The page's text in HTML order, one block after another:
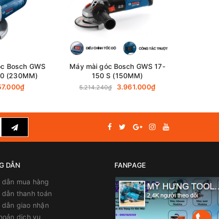
Bosch GWS
(230MM)
Máy mài góc Bosch GWS 17-
150 S (150MM)
5.214.240₫ 3.961.000₫
DẪN
mua hàng
thanh toán
giao nhận
dịch vụ
FANPAGE